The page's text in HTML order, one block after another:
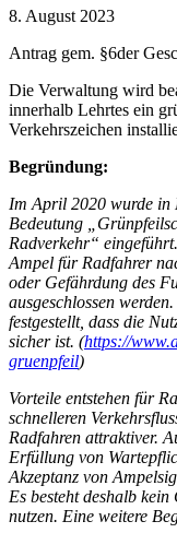
8. August 2023
Antrag gem. §6der
Die Verwaltung wird
innerhalb Lehrtes ein
Verkehrszeichen
Begründung:
Im April 2020 wurde in
Bedeutung
Radverkehr“
Ampel für Radfahrer
oder Gefährdung des
ausgeschlossen
festgestellt, dass die
sicher ist. (https://
gruenpfeil)
Vorteile entstehen für
schnelleren
Radfahren attraktiver.
Erfüllung von
Akzeptanz von
Es besteht deshalb
nutzen. Eine weitere